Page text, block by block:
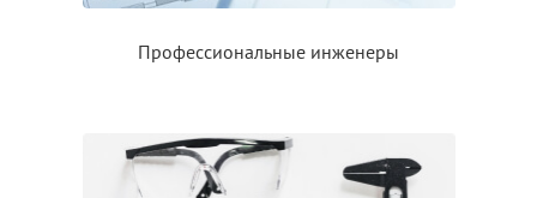
Профессиональные инженеры